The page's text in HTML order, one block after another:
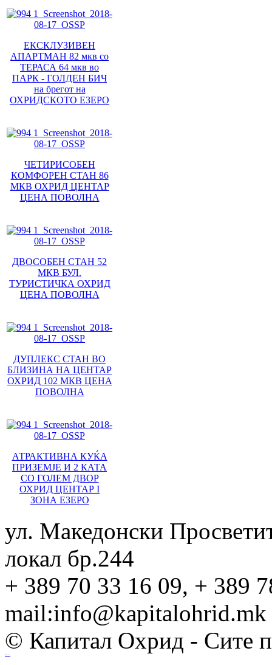
ЕКСКЛУЗИВЕН
АПАРТМАН 82 мкв со
ТЕРАСА 64 мкв во
ПАРК - ГОЛДЕН БИЧ
на брегот на
ОХРИДСКОТО ЕЗЕРО
ЧЕТИРИСОБЕН
КОМФОРЕН СТАН 86
МКВ ОХРИД ЦЕНТАР
ЦЕНА ПОВОЛНА
ДВОСОБЕН СТАН 52
МКВ БУЛ.
ТУРИСТИЧКА ОХРИД
ЦЕНА ПОВОЛНА
ДУПЛЕКС СТАН ВО
БЛИЗИНА НА ЦЕНТАР
ОХРИД 102 МКВ ЦЕНА
ПОВОЛНА
АТРАКТИВНА КУЌА
ПРИЗЕМЈЕ И 2 КАТА
СО ГОЛЕМ ДВОР
ОХРИД ЦЕНТАР I
ЗОНА ЕЗЕРО
ул. Македонски
локал бр.244
+ 389 70 33 16 09, + 389
mail:info@kapitalohrid.mk
© Капитал Охрид - Сите